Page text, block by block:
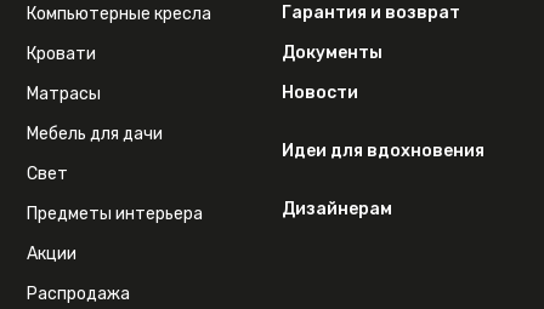
Компьютерные кресла
Кровати
Матрасы
Мебель для дачи
Свет
Предметы интерьера
Акции
Распродажа
Гарантия и возврат
Документы
Новости
Идеи для вдохновения
Дизайнерам